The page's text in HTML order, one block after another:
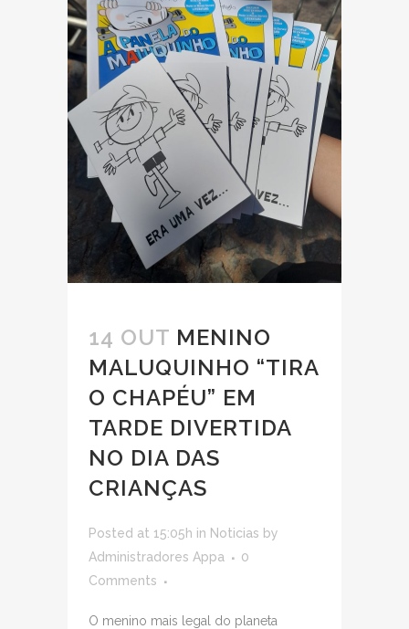
14 OUT MENINO
MALUQUINHO “TIRA
O CHAPÉU” EM
TARDE DIVERTIDA
NO DIA DAS
CRIANÇAS
Posted at 15:05h in Noticias by
Administradores Appa
0
Comments
O menino mais legal do planeta